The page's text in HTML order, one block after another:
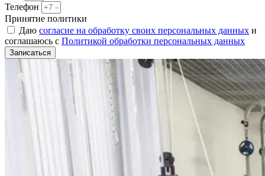
Телефон
Принятие политики
Даю согласие на обработку своих персональных данных и
соглашаюсь с Политикой обработки персональных данных
Записаться